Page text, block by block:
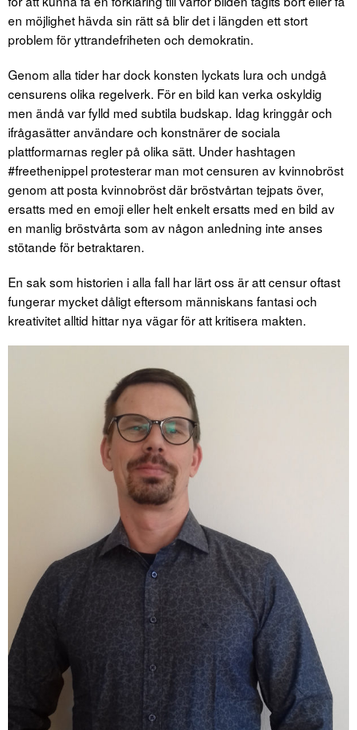
en möjlighet hävda sin rätt så blir det i längden ett stort
problem för yttrandefriheten och demokratin.
Genom alla tider har dock konsten lyckats lura och undgå
censurens olika regelverk. För en bild kan verka oskyldig
men ändå var fylld med subtila budskap. Idag kringgår och
ifrågasätter användare och konstnärer de sociala
plattformarnas regler på olika sätt. Under hashtagen
#freethenippel protesterar man mot censuren av kvinnobröst
genom att posta kvinnobröst där bröstvårtan tejpats över,
ersatts med en emoji eller helt enkelt ersatts med en bild av
en manlig bröstvårta som av någon anledning inte anses
stötande för betraktaren.
En sak som historien i alla fall har lärt oss är att censur oftast
fungerar mycket dåligt eftersom människans fantasi och
kreativitet alltid hittar nya vägar för att kritisera makten.